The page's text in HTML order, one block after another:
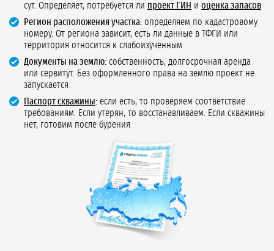
сут. Определяет, потребуется ли проект ГИН и оценка запасов
Регион расположения участка: определяем по кадастровому
номеру. От региона зависит, есть ли данные в ТФГИ или
территория относится к слабоизученным
Документы на землю: собственность, долгосрочная аренда
или сервитут. Без оформленного права на землю проект не
запускается
Паспорт скважины: если есть, то проверяем соответствие
требованиям. Если утерян, то восстанавливаем. Если скважины
нет, готовим после бурения